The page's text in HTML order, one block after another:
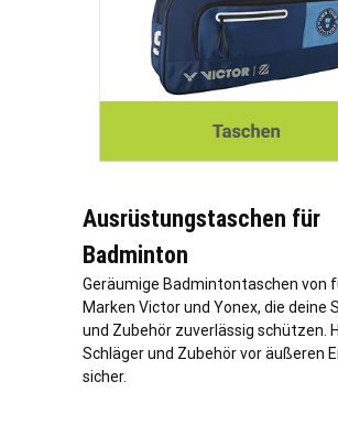
Ausrüstungstaschen für
Badminton
Geräumige Badmintontaschen von
Marken Victor und Yonex, die deine
und Zubehör zuverlässig schützen.
Schläger und Zubehör vor äußeren
sicher.